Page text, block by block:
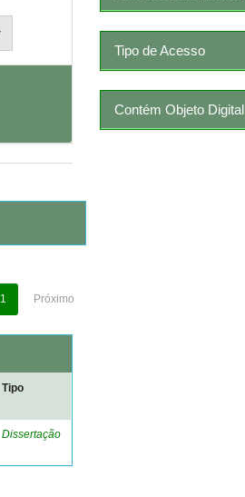
1 Próximo
Tipo
Dissertação
Tipo de Acesso
Contém Objeto Digital